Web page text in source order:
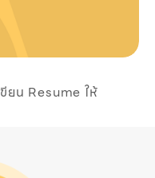
ยน Resume ให้